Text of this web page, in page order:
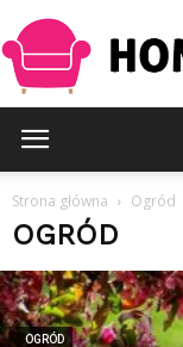
Strona główna Ogród
OGRÓD
OGRÓD